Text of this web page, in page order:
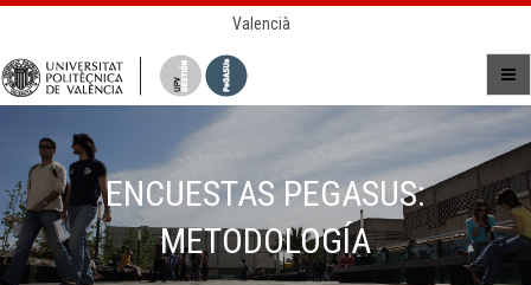
Valencià
ENCUESTAS PEGASUS:
METODOLOGÍA